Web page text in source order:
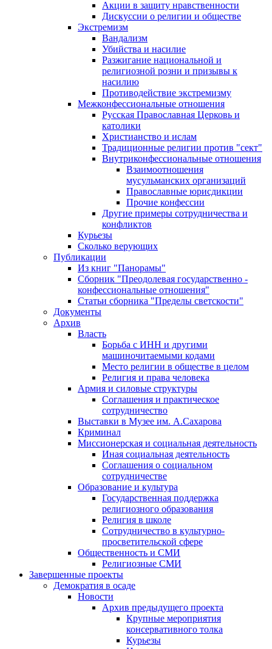
Акции в защиту нравственности
Дискуссии о религии и обществе
Экстремизм
Вандализм
Убийства и насилие
Разжигание национальной и
религиозной розни и призывы к
насилию
Противодействие экстремизму
Межконфессиональные отношения
Русская Православная Церковь и
католики
Христианство и ислам
Традиционные религии против "сект"
Внутриконфессиональные отношения
Взаимоотношения
мусульманских организаций
Православные юрисдикции
Прочие конфессии
Другие примеры сотрудничества и
конфликтов
Курьезы
Сколько верующих
Публикации
Из книг "Панорамы"
Сборник "Преодолевая государственно -
конфессиональные отношения"
Статьи сборника "Пределы светскости"
Документы
Архив
Власть
Борьба с ИНН и другими
машиночитаемыми кодами
Место религии в обществе в целом
Религия и права человека
Армия и силовые структуры
Соглашения и практическое
сотрудничество
Выставки в Музее им. А.Сахарова
Криминал
Миссионерская и социальная деятельность
Иная социальная деятельность
Соглашения о социальном
сотрудничестве
Образование и культура
Государственная поддержка
религиозного образования
Религия в школе
Сотрудничество в культурно-
просветительской сфере
Общественность и СМИ
Религиозные СМИ
Завершенные проекты
Демократия в осаде
Новости
Архив предыдущего проекта
Крупные мероприятия
консервативного толка
Курьезы